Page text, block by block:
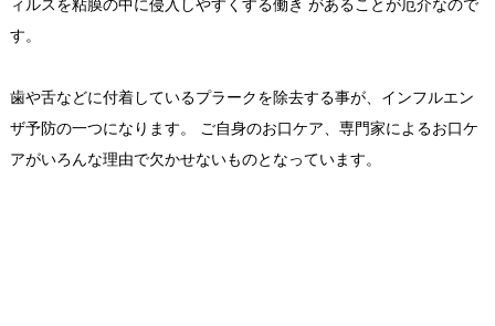
ィルスを粘膜の中に侵入しやすくする働き があることが厄介なので
す。
歯や舌などに付着しているプラークを除去する事が、インフルエン
ザ予防の一つになります。 ご自身のお口ケア、専門家によるお口ケ
アがいろんな理由で欠かせないものとなっています。